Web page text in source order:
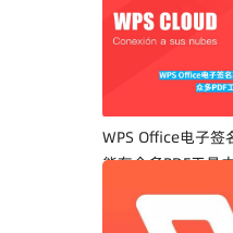
WPS Office电子签
能在众多PDF工具